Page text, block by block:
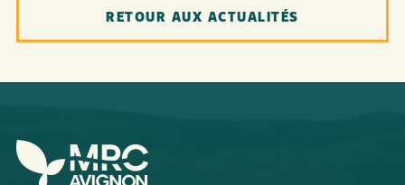
RETOUR AUX ACTUALITÉS